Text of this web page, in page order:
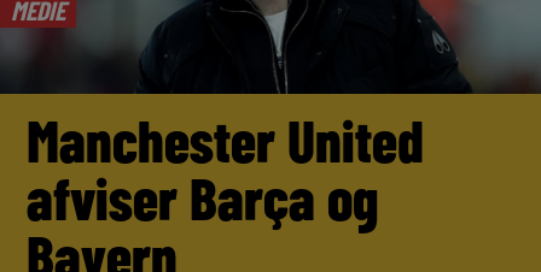
MEDIE
Manchester United
afviser Barça og
Bayern